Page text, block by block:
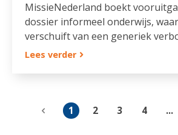
MissieNederland boekt
dossier informeel onderwijs,
verschuift van een generiek
Lees verder
1 2 3 4 ...